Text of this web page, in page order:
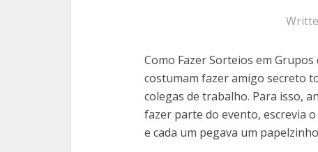
Como Fazer Sorteios em
costumam fazer amigo secreto
colegas de trabalho. Para isso,
fazer parte do evento, escrevia
e cada um pegava um